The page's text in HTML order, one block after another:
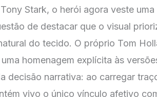
Stark, o herói agora veste uma
de destacar que o visual
do tecido. O próprio Tom
homenagem explícita às
decisão narrativa: ao carregar
vivo o único vínculo afetivo